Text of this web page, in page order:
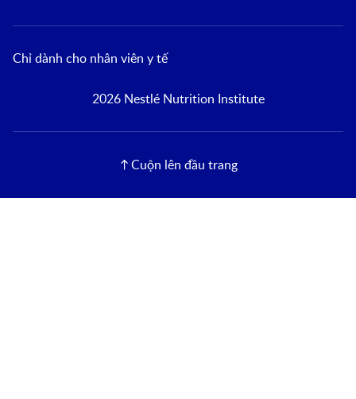
Chỉ dành cho nhân viên y tế
2026 Nestlé Nutrition Institute
Cuộn lên đầu trang